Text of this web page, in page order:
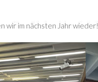
wir im nächsten Jahr wieder!